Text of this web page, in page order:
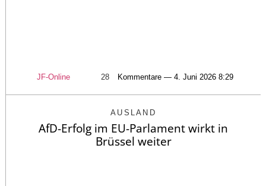
JF-Online 28 Kommentare — 4. Juni 2026 8:29
AUSLAND
AfD-Erfolg im EU-Parlament wirkt in
Brüssel weiter